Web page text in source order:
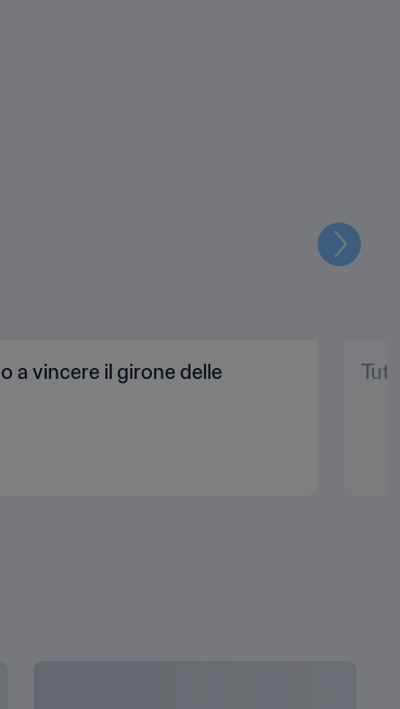
a vincere il girone delle